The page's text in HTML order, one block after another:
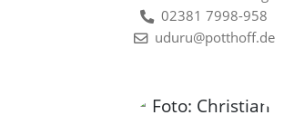
02381 7998-958
uduru@potthoff.de